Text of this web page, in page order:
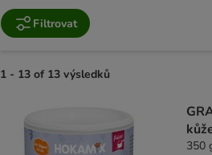
Filtrovat
1 - 13 of 13 výsledků
350